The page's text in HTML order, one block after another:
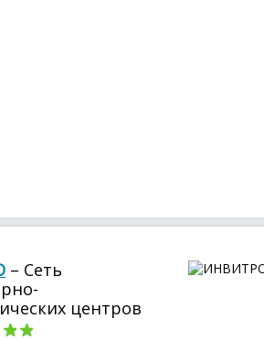
– Сеть
центров